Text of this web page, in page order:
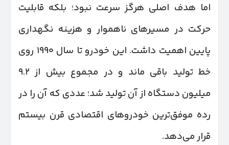
اما هدف اصلی هرگز سرعت نبود؛ بلکه قابلیت
حرکت در مسیرهای ناهموار و هزینه نگهداری
پایین اهمیت داشت. این خودرو تا سال ۱۹۹۰ روی
خط تولید باقی ماند و در مجموع بیش از ۹.۲
میلیون دستگاه از آن تولید شد؛ عددی که آن را در
رده موفق‌ترین خودروهای اقتصادی قرن بیستم
قرار می‌دهد.